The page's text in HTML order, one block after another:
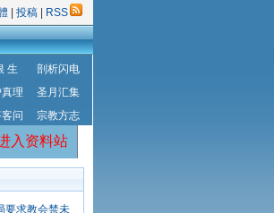
投稿 RSS
生
剖析闪电
理
圣月汇集
问 宗教方志
入资料站